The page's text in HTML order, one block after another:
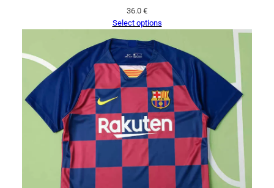
36.0 €
Select options